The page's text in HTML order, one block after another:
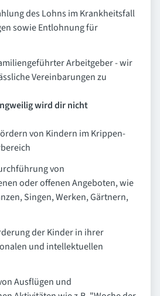
des Lohns im Krankheitsfall
sowie Entlohnung für
Arbeitgeber - wir
Vereinbarungen zu
wird dir nicht
von Kindern im Krippen-
von
oder offenen Angeboten, wie
Singen, Werken, Gärtnern,
der Kinder in ihrer
und intellektuellen
Ausflügen und